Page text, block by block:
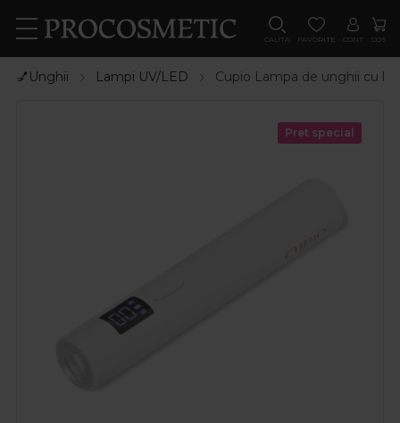
CAUTA FAVORITE CONT COS
💅Unghii Lampi UV/LED Cupio Lampa de unghii cu
Pret special